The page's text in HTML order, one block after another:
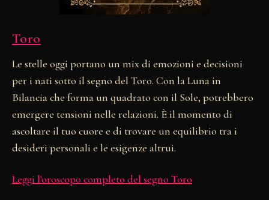
Toro
Le stelle oggi portano un mix di emozioni e decisioni
per i nati sotto il segno del Toro. Con la Luna in
Bilancia che forma un quadrato con il Sole, potrebbero
emergere tensioni nelle relazioni. È il momento di
ascoltare il tuo cuore e di trovare un equilibrio tra i
desideri personali e le esigenze altrui.
Leggi l'oroscopo completo del segno Toro